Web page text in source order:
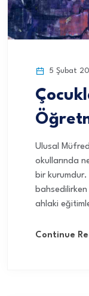
5 Şubat
Ulusal
okullarında
bir
bahsedilirken
ahlaki
Continue